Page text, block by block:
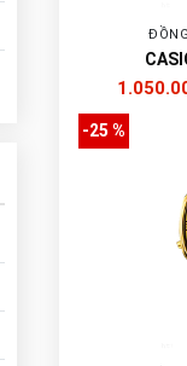
-25 %